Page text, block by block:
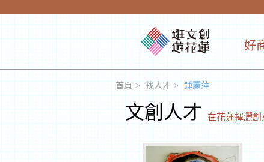
好
首頁 找人才 鍾麗萍
文創人才 在花蓮揮灑